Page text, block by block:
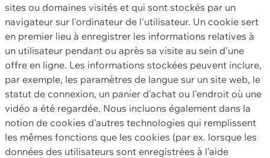
sites ou domaines visités et qui sont stockés par un
navigateur sur l'ordinateur de l'utilisateur. Un cookie sert
en premier lieu à enregistrer les informations relatives à
un utilisateur pendant ou après sa visite au sein d'une
offre en ligne. Les informations stockées peuvent inclure,
par exemple, les paramètres de langue sur un site web, le
statut de connexion, un panier d'achat ou l'endroit où une
vidéo a été regardée. Nous incluons également dans la
notion de cookies d'autres technologies qui remplissent
les mêmes fonctions que les cookies (par ex. lorsque les
données des utilisateurs sont enregistrées à l'aide